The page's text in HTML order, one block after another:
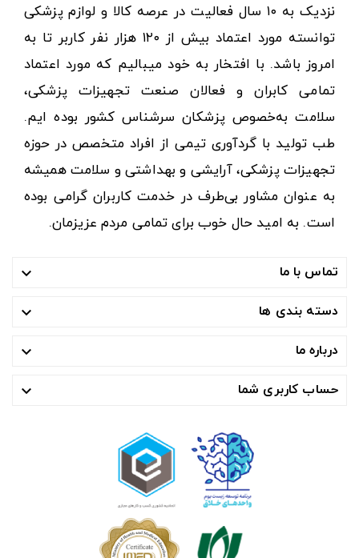
نزدیک به ۱۰ سال فعالیت در عرصه کالا و لوازم پزشکی
توانسته مورد اعتماد بیش از ۱۲۰ هزار نفر کاربر تا به
امروز باشد. با افتخار به خود میبالیم که مورد اعتماد
تمامی کابران و فعالان صنعت تجهیزات پزشکی،
سلامت به‌خصوص پزشکان سرشناس کشور بوده ایم.
طب تولید با گردآوری تیمی از افراد متخصص در حوزه
تجهیزات پزشکی، آرایشی و بهداشتی و سلامت همیشه
به عنوان مشاور بی‌طرف در خدمت کاربران گرامی بوده
است. به امید حال خوب برای تمامی مردم عزیزمان.
تماس با ما 
دسته بندی ها 
درباره ما 
حساب کاربری شما 